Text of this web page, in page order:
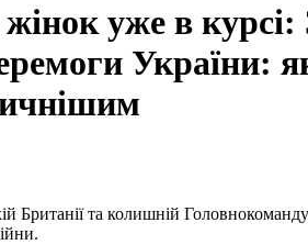
уже в
України:
Британії та колишній